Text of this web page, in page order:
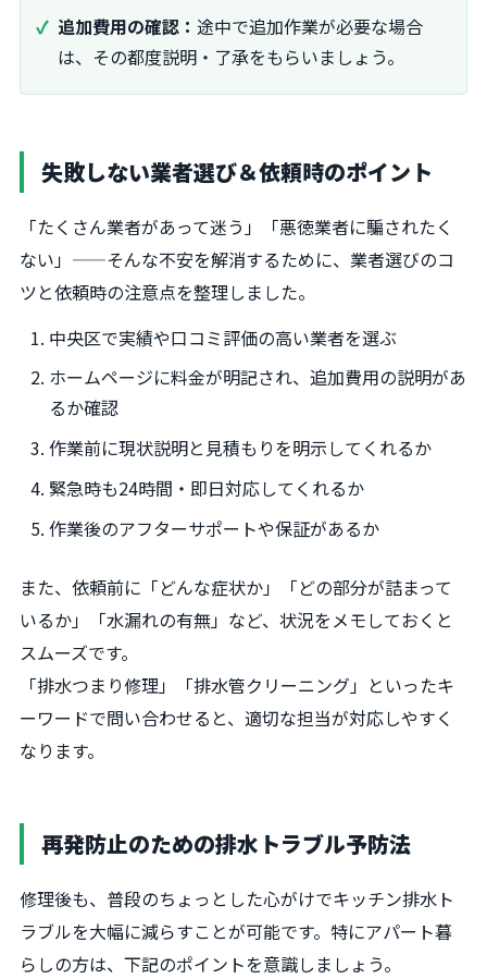
追加費用の確認： 途中で追加作業が必要な場合
は、その都度説明・了承をもらいましょう。
失敗しない業者選び＆依頼時のポイント
「たくさん業者があって迷う」「悪徳業者に騙されたく
ない」——そんな不安を解消するために、業者選びのコ
ツと依頼時の注意点を整理しました。
中央区で実績や口コミ評価の高い業者を選ぶ
ホームページに料金が明記され、追加費用の説明があ
るか確認
作業前に現状説明と見積もりを明示してくれるか
緊急時も24時間・即日対応してくれるか
作業後のアフターサポートや保証があるか
また、依頼前に「どんな症状か」「どの部分が詰まって
いるか」「水漏れの有無」など、状況をメモしておくと
スムーズです。
「排水つまり修理」「排水管クリーニング」といったキ
ーワードで問い合わせると、適切な担当が対応しやすく
なります。
再発防止のための排水トラブル予防法
修理後も、普段のちょっとした心がけでキッチン排水ト
ラブルを大幅に減らすことが可能です。特にアパート暮
らしの方は、下記のポイントを意識しましょう。